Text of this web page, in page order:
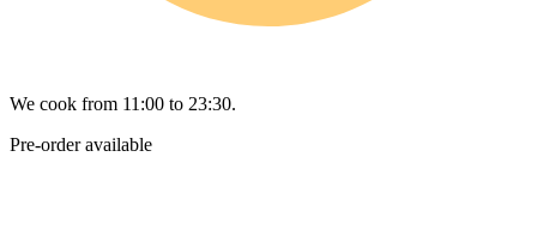
We cook from 11:00 to 23:30.
Pre-order available